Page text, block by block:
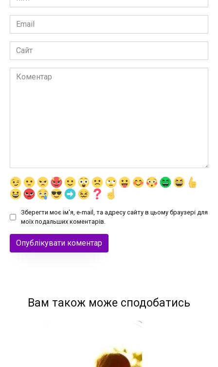
*
Email
*
Сайт
Коментар
Зберегти моє ім'я, e-mail, та адресу сайту в цьому браузері для
моїх подальших коментарів.
Вам також може сподобатись